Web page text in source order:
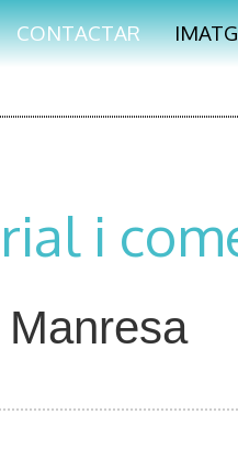
CONTACTAR
i
Manresa